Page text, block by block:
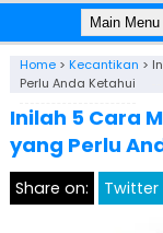
Home> Kecantikan >
Perlu Anda Ketahui
Inilah 5 Cara
yang Perlu
Share on: Twitter